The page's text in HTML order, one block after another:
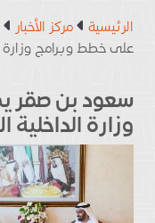
الرئيسية مركز الأخبار
على خطط وبرامج وزارة
سعود بن صقر
وزارة